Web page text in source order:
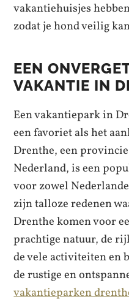
vakantiehuisjes
zodat je hond veilig
EEN
VAKANTIE IN
Een vakantiepark in
een favoriet als het
Drenthe, een
Nederland, is een
voor zowel
zijn talloze redenen
Drenthe komen voor
prachtige natuur, de
de vele activiteiten en
de rustige en
vakantieparken